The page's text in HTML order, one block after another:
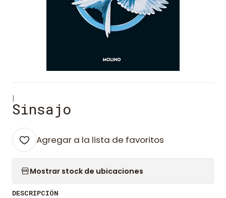
|
Sinsajo
Agregar a la lista de favoritos
Mostrar stock de ubicaciones
DESCRIPCIÓN